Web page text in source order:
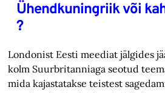
Ühendkuningriik või
?
Londonist Eesti meediat jälgides
kolm Suurbritanniaga seotud
mida kajastatakse teistest